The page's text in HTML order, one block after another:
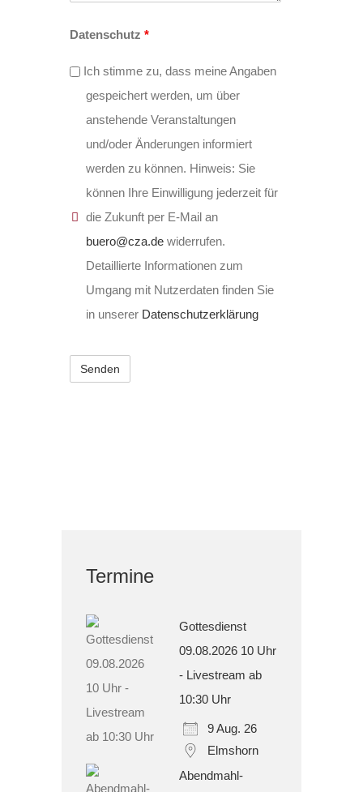
Datenschutz*
Ich stimme zu, dass meine Angaben
gespeichert werden, um über
anstehende Veranstaltungen
und/oder Änderungen informiert
werden zu können. Hinweis: Sie
können Ihre Einwilligung jederzeit für
die Zukunft per E-Mail an
buero@cza.de widerrufen.
Detaillierte Informationen zum
Umgang mit Nutzerdaten finden Sie
in unserer Datenschutzerklärung
Termine
Gottesdienst
09.08.2026 10 Uhr
- Livestream ab
10:30 Uhr
9 Aug. 26
Elmshorn
Abendmahl-